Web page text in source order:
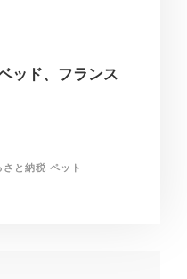
ッド、フランス
さと納税 ペット